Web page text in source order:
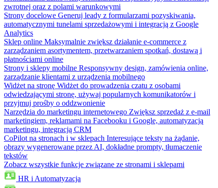
zwrotnej oraz z polami warunkowymi
Strony docelowe Generuj leady z formularzami pozyskiwania,
automatycznymi tunelami sprzedażowymi i integracją z Google
Analytics
Sklep online Maksymalnie zwiększ działanie e-commerce z
zarządzaniem asortymentem, przetwarzaniem spotkań, dostawą i
płatnościami online
Strony i sklepy mobilne Responsywny design, zamówienia online,
zarządzanie klientami z urządzenia mobilnego
Widżet na stronę Widżet do prowadzenia czatu z osobami
odwiedzającymi stronę, używaj popularnych komunikatorów i
przyjmuj prośby o oddzwonienie
Narzędzia do marketingu internetowego Zwiększ sprzedaż z e-mail
marketingiem, reklamami na Facebooku i Google, automatyzacją
marketingu, integracją CRM
CoPilot na stronach i w sklepach Interesujące teksty na żądanie,
obrazy wygenerowane przez AI, dokładne prompty, tłumaczenie
tekstów
Zobacz wszystkie funkcje związane ze stronami i sklepami
HR i Automatyzacja